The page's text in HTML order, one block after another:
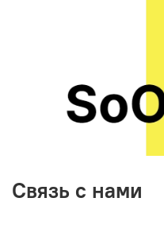
Связь с нами